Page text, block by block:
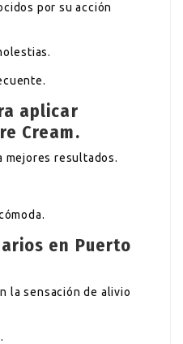
por su acción
aplicar
Cream.
mejores resultados.
en Puerto
la sensación de alivio